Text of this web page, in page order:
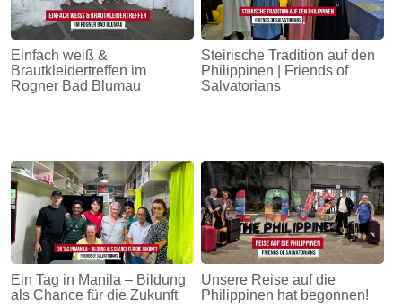
Einfach weiß &
Brautkleidertreffen im
Rogner Bad Blumau
Steirische Tradition auf den
Philippinen | Friends of
Salvatorians
Ein Tag in Manila – Bildung
als Chance für die Zukunft
Unsere Reise auf die
Philippinen hat begonnen!